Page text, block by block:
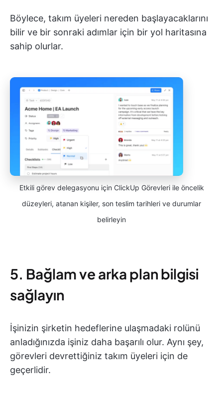
Böylece, takım üyeleri nereden başlayacaklarını
bilir ve bir sonraki adımlar için bir yol haritasına
sahip olurlar.
Etkili görev delegasyonu için ClickUp Görevleri ile öncelik
düzeyleri, atanan kişiler, son teslim tarihleri ve durumlar
belirleyin
5. Bağlam ve arka plan bilgisi
sağlayın
İşinizin şirketin hedeflerine ulaşmadaki rolünü
anladığınızda işiniz daha başarılı olur. Aynı şey,
görevleri devrettiğiniz takım üyeleri için de
geçerlidir.